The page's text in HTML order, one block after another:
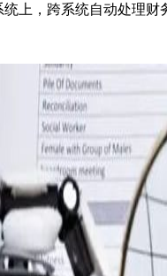
上，跨系统自动处理